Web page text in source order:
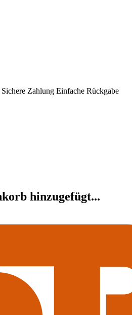
Sichere Zahlung Einfache Rückgabe
hinzugefügt...